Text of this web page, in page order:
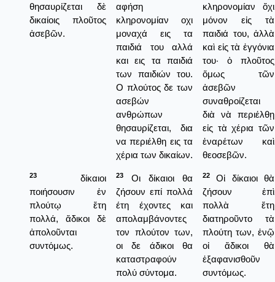
θησαυρίζεται δὲ
δικαίοις πλοῦτος
ἀσεβῶν.
αφήση
κληρονομίαν οχι
μοναχά εις τα
παιδιά του αλλά
και εις τα παιδιά
των παιδιών του.
Ο πλούτος δε των
ασεβών
ανθρώπων
θησαυρίζεται, δια
να περιέλθη εις τα
χέρια των δικαίων.
κληρονομίαν ὄχι
μόνον εἰς τὰ
παιδιά του, ἀλλὰ
καὶ εἰς τὰ ἐγγόνια
του· ὁ πλοῦτος
ὅμως τῶν
ἀσεβῶν
συναθροίζεται
διὰ νὰ περιέλθῃ
εἰς τὰ χέρια τῶν
ἐναρέτων καὶ
θεοσεβῶν.
23
δίκαιοι
ποιήσουσιν ἐν
πλούτῳ ἔτη
πολλά, ἄδικοι δὲ
ἀπολοῦνται
συντόμως.
23
Οι δίκαιοι θα
ζήσουν επί πολλά
έτη έχοντες και
απολαμβάνοντες
τον πλούτον των,
οι δε άδικοι θα
καταστραφούν
πολύ σύντομα.
22
Οἱ δίκαιοι θὰ
ζήσουν ἐπὶ
πολλὰ ἔτη
διατηροῦντο τὰ
πλούτη των, ἐνῷ
οἰ ἄδικοι θὰ
ἐξαφανισθοῦν
συντόμως.